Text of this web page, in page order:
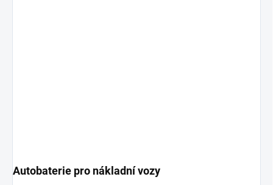
Autobaterie pro nákladní vozy